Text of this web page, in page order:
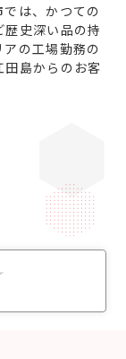
は、かつての
史深い品の持
の工場勤務の
島からのお客